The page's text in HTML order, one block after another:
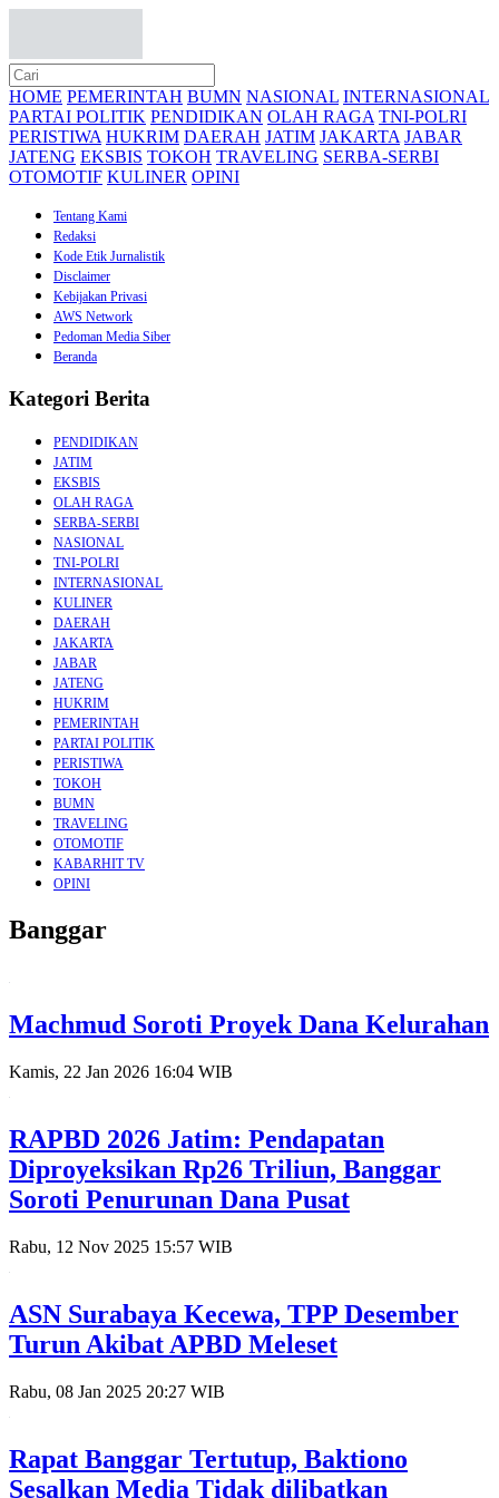
HOME PEMERINTAH BUMN NASIONAL INTERNASIONAL
PARTAI POLITIK PENDIDIKAN OLAH RAGA TNI-POLRI
PERISTIWA HUKRIM DAERAH JATIM JAKARTA JABAR
JATENG EKSBIS TOKOH TRAVELING SERBA-SERBI
OTOMOTIF KULINER OPINI
Tentang Kami
Redaksi
Kode Etik Jurnalistik
Disclaimer
Kebijakan Privasi
AWS Network
Pedoman Media Siber
Beranda
Kategori Berita
PENDIDIKAN
JATIM
EKSBIS
OLAH RAGA
SERBA-SERBI
NASIONAL
TNI-POLRI
INTERNASIONAL
KULINER
DAERAH
JAKARTA
JABAR
JATENG
HUKRIM
PEMERINTAH
PARTAI POLITIK
PERISTIWA
TOKOH
BUMN
TRAVELING
OTOMOTIF
KABARHIT TV
OPINI
Banggar
Machmud Soroti Proyek Dana Kelurahan
Kamis, 22 Jan 2026 16:04 WIB
RAPBD 2026 Jatim: Pendapatan
Diproyeksikan Rp26 Triliun, Banggar
Soroti Penurunan Dana Pusat
Rabu, 12 Nov 2025 15:57 WIB
ASN Surabaya Kecewa, TPP Desember
Turun Akibat APBD Meleset
Rabu, 08 Jan 2025 20:27 WIB
Rapat Banggar Tertutup, Baktiono
Sesalkan Media Tidak dilibatkan